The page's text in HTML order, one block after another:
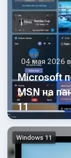
04 мая 2026
Microsoft
MSN на
11
Windows 11